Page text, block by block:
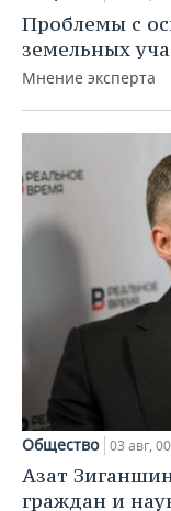
Проблемы с
земельных
Мнение эксперта
Общество 03 авг,
Азат
граждан и